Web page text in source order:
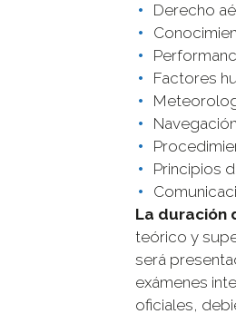
Derecho
Factores
Navegación
Principios
La duración
teórico y
será
exámenes
oficiales,